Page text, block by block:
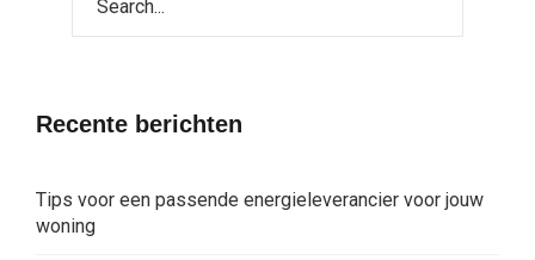
Recente berichten
Tips voor een passende energieleverancier voor jouw
woning